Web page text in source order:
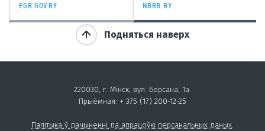
EGR.GOV.BY
NBRB.BY
Подняться наверх
220030, г. Мінск, вул. Берсана, 1а.
Прыёмная: + 375 (17) 200-12-25
Палітыка ў дачыненні да апрацоўкі персанальных даных.